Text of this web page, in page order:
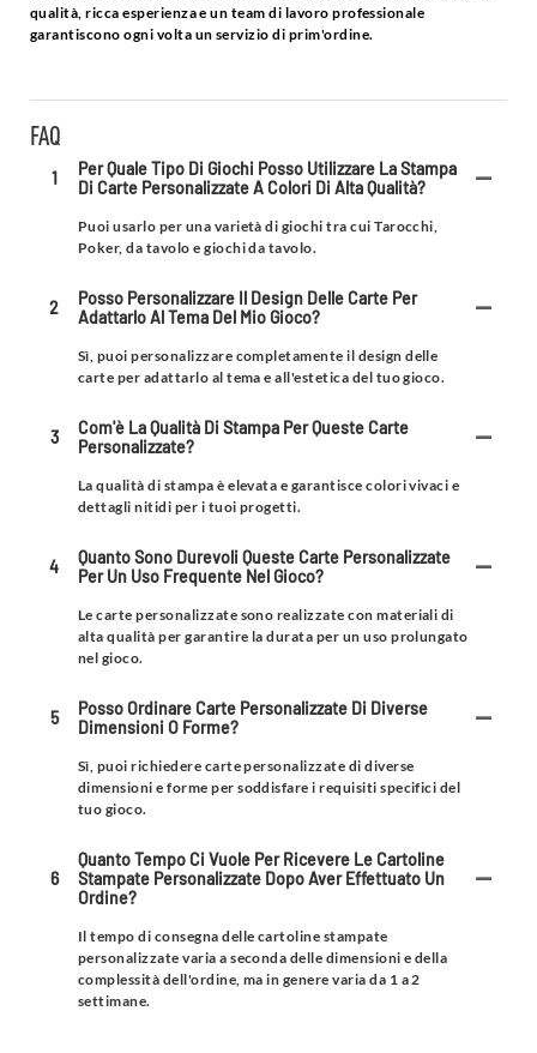
qualità, ricca esperienza e un team di lavoro professionale
garantiscono ogni volta un servizio di prim'ordine.
FAQ
1
Per Quale Tipo Di Giochi Posso Utilizzare La Stampa
Di Carte Personalizzate A Colori Di Alta Qualità?
Puoi usarlo per una varietà di giochi tra cui Tarocchi,
Poker, da tavolo e giochi da tavolo.
2
Posso Personalizzare Il Design Delle Carte Per
Adattarlo Al Tema Del Mio Gioco?
Sì, puoi personalizzare completamente il design delle
carte per adattarlo al tema e all'estetica del tuo gioco.
3
Com'è La Qualità Di Stampa Per Queste Carte
Personalizzate?
La qualità di stampa è elevata e garantisce colori vivaci e
dettagli nitidi per i tuoi progetti.
4
Quanto Sono Durevoli Queste Carte Personalizzate
Per Un Uso Frequente Nel Gioco?
Le carte personalizzate sono realizzate con materiali di
alta qualità per garantire la durata per un uso prolungato
nel gioco.
5
Posso Ordinare Carte Personalizzate Di Diverse
Dimensioni O Forme?
Sì, puoi richiedere carte personalizzate di diverse
dimensioni e forme per soddisfare i requisiti specifici del
tuo gioco.
6
Quanto Tempo Ci Vuole Per Ricevere Le Cartoline
Stampate Personalizzate Dopo Aver Effettuato Un
Ordine?
Il tempo di consegna delle cartoline stampate
personalizzate varia a seconda delle dimensioni e della
complessità dell'ordine, ma in genere varia da 1 a 2
settimane.